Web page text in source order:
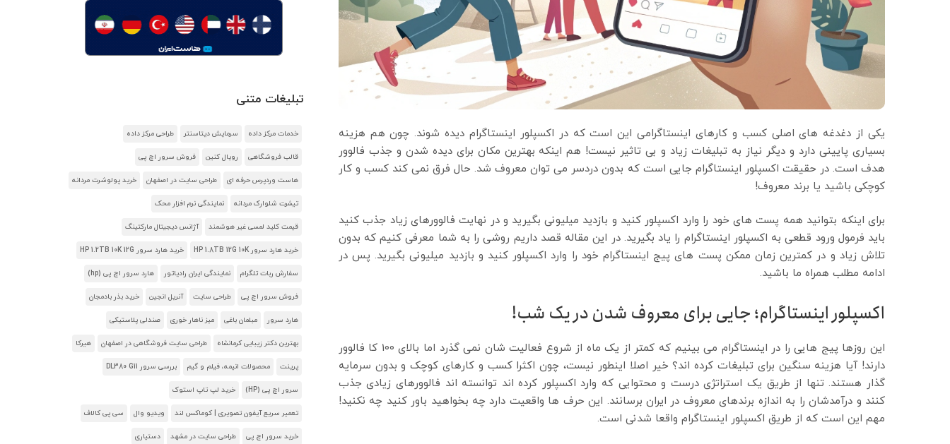
یکی از دغدغه های اصلی کسب و کارهای اینستاگرامی این است که در اکسپلور اینستاگرام دیده شوند. چون هم هزینه
بسیاری پایینی دارد و دیگر نیاز به تبلیغات زیاد و بی تاثیر نیست! هم اینکه بهترین مکان برای دیده شدن و جذب فالوور
هدف است. در حقیقت اکسپلور اینستاگرام جایی است که بدون دردسر می توان معروف شد. حال فرق نمی کند کسب و کار
کوچکی باشید یا برند معروف!
برای اینکه بتوانید همه پست های خود را وارد اکسپلور کنید و بازدید میلیونی بگیرید و در نهایت فالوورهای زیاد جذب کنید
باید فرمول ورود قطعی به اکسپلور اینستاگرام را یاد بگیرید. در این مقاله قصد داریم روشی را به شما معرفی کنیم که بدون
تلاش زیاد و در کمترین زمان ممکن پست های پیج اینستاگرام خود را وارد اکسپلور کنید و بازدید میلیونی بگیرید. پس در
ادامه مطلب همراه ما باشید.
اکسپلور اینستاگرام؛ جایی برای معروف شدن در یک شب!
این روزها پیج هایی را در اینستاگرام می بینیم که کمتر از یک ماه از شروع فعالیت شان نمی گذرد اما بالای 100 کا فالوور
دارند! آیا هزینه سنگین برای تبلیغات کرده اند؟ خیر اصلا اینطور نیست، چون اکثرا کسب و کارهای کوچک و بدون سرمایه
گذار هستند. تنها از طریق یک استراتژی درست و محتوایی که وارد اکسپلور کرده اند توانسته اند فالوورهای زیادی جذب
کنند و درآمدشان را به اندازه برندهای معروف در ایران برسانند. این حرف ها واقعیت دارد چه بخواهید باور کنید چه نکنید!
مهم این است که از طریق اکسپلور اینستاگرام واقعا شدنی است.
تبلیغات متنی
خدمات مرکز داده سرمایش دیتاسنتر طراحی مرکز داده
قالب فروشگاهی رویال کنین فروش سرور اچ پی
هاست وردپرس حرفه ای طراحی سایت در اصفهان خرید پولوشرت مردانه
تیشرت شلوارک مردانه نمایندگی نرم افزار محک
قیمت کلید لمسی غیر هوشمند آژانس دیجیتال مارکتینگ
خرید هارد سرور HP 1.8TB 12G 10K خرید هارد سرور HP 1.2TB 10K 12G
سفارش ربات تلگرام نمایندگی ایران رادیاتور هارد سرور اچ پی (hp)
فروش سرور اچ پی طراحی سایت آنریل انجین خرید بذر بادمجان
هارد سرور مبلمان باغی میز ناهار خوری صندلی پلاستیکی
بهترین دکتر زیبایی کرمانشاه طراحی سایت فروشگاهی در اصفهان هیرکا
پرینت محصولات انیمه، فیلم و گیم بررسی سرور DL380 G11
سرور اچ پی (HP) خرید لپ تاپ استوک
تعمیر سریع آیفون تصویری | کوماکس لند ویدیو وال سی پی کالاف
خرید سرور اچ پی طراحی سایت در مشهد دستیاری